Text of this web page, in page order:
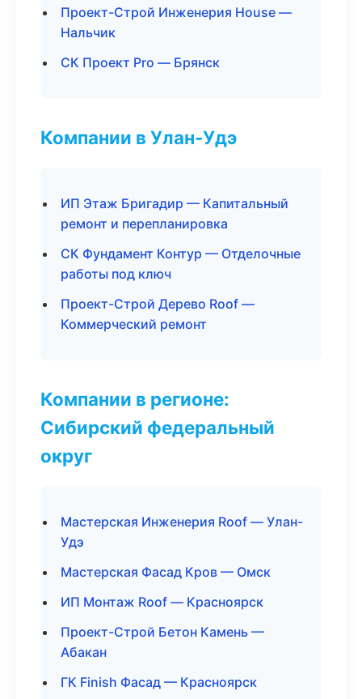
Проект-Строй Инженерия House —
Нальчик
СК Проект Pro — Брянск
Компании в Улан-Удэ
ИП Этаж Бригадир — Капитальный
ремонт и перепланировка
СК Фундамент Контур — Отделочные
работы под ключ
Проект-Строй Дерево Roof —
Коммерческий ремонт
Компании в регионе:
Сибирский федеральный
округ
Мастерская Инженерия Roof — Улан-
Удэ
Мастерская Фасад Кров — Омск
ИП Монтаж Roof — Красноярск
Проект-Строй Бетон Камень —
Абакан
ГК Finish Фасад — Красноярск